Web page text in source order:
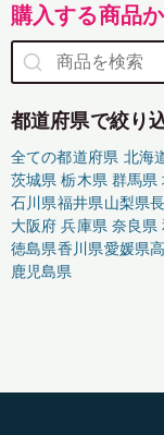
購入する商品
都道府県で絞り
全ての都道府県 北海
茨城県 栃木県 群馬県
石川県福井県山梨県
大阪府 兵庫県 奈良県
徳島県香川県愛媛県
鹿児島県